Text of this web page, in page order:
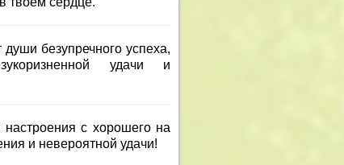
безупречного успеха,
удачи и
с хорошего на
и невероятной удачи!